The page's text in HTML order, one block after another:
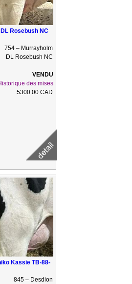
Rosebush NC
754 – Murrayholm
DL Rosebush NC
des mises
5300.00 CAD
Kassie TB-88-
845 – Desdion